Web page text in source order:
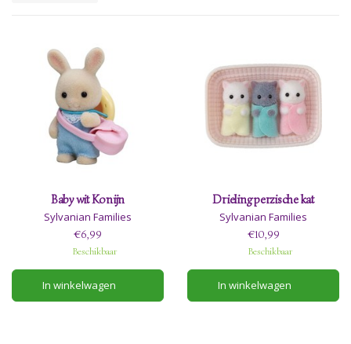
Baby wit Konijn
Sylvanian Families
€6,99
Beschikbaar
In winkelwagen
Drieling perzische kat
Sylvanian Families
€10,99
Beschikbaar
In winkelwagen